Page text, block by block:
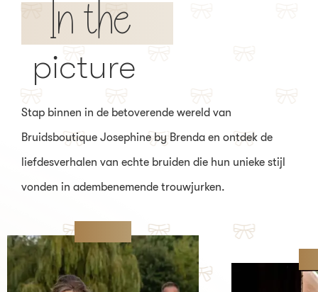
In the
picture
Stap binnen in de betoverende wereld van
Bruidsboutique Josephine by Brenda en ontdek de
liefdesverhalen van echte bruiden die hun unieke stijl
vonden in adembenemende trouwjurken.